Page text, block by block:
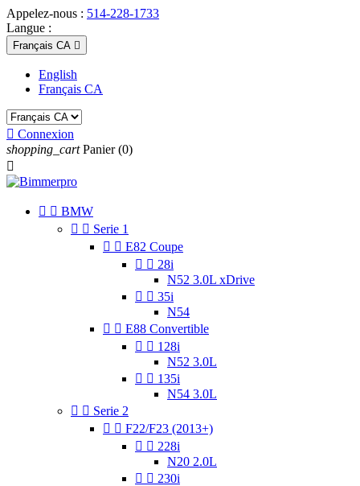
Appelez-nous : 514-228-1733
Langue :
Français CA 
English
Français CA
 Connexion
shopping_cart Panier (0)

  BMW
  Serie 1
  E82 Coupe
  28i
N52 3.0L xDrive
  35i
N54
  E88 Convertible
  128i
N52 3.0L
  135i
N54 3.0L
  Serie 2
  F22/F23 (2013+)
  228i
N20 2.0L
  230i